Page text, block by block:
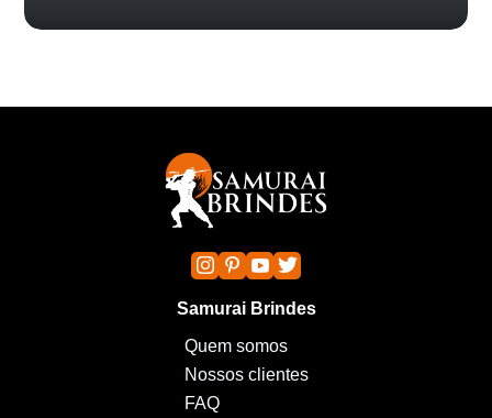
Samurai Brindes
Quem somos
Nossos clientes
FAQ